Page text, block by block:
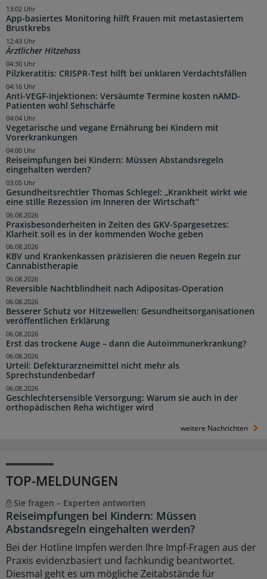
App-basiertes Monitoring hilft Frauen mit metastasiertem
Brustkrebs
13:02 Uhr
Ärztlicher Hitzehass
12:43 Uhr
Pilzkeratitis: CRISPR-Test hilft bei unklaren Verdachtsfällen
04:30 Uhr
Anti-VEGF-Injektionen: Versäumte Termine kosten nAMD-
Patienten wohl Sehschärfe
04:16 Uhr
Vegetarische und vegane Ernährung bei Kindern mit
Vorerkrankungen
04:04 Uhr
Reiseimpfungen bei Kindern: Müssen Abstandsregeln
eingehalten werden?
04:00 Uhr
Gesundheitsrechtler Thomas Schlegel: „Krankheit wirkt wie
eine stille Rezession im Inneren der Wirtschaft“
03:05 Uhr
Praxisbesonderheiten in Zeiten des GKV-Spargesetzes:
Klarheit soll es in der kommenden Woche geben
06.08.2026
KBV und Krankenkassen präzisieren die neuen Regeln zur
Cannabistherapie
06.08.2026
Reversible Nachtblindheit nach Adipositas-Operation
06.08.2026
Besserer Schutz vor Hitzewellen: Gesundheitsorganisationen
veröffentlichen Erklärung
06.08.2026
Erst das trockene Auge – dann die Autoimmunerkrankung?
06.08.2026
Urteil: Defekturarzneimittel nicht mehr als
Sprechstundenbedarf
06.08.2026
Geschlechtersensible Versorgung: Warum sie auch in der
orthopädischen Reha wichtiger wird
06.08.2026
weitere Nachrichten
TOP-MELDUNGEN
Sie fragen – Experten antworten
Reiseimpfungen bei Kindern: Müssen
Abstandsregeln eingehalten werden?
Bei der Hotline Impfen werden Ihre Impf-Fragen aus der
Praxis evidenzbasiert und fachkundig beantwortet.
Diesmal geht es um mögliche Zeitabstände für